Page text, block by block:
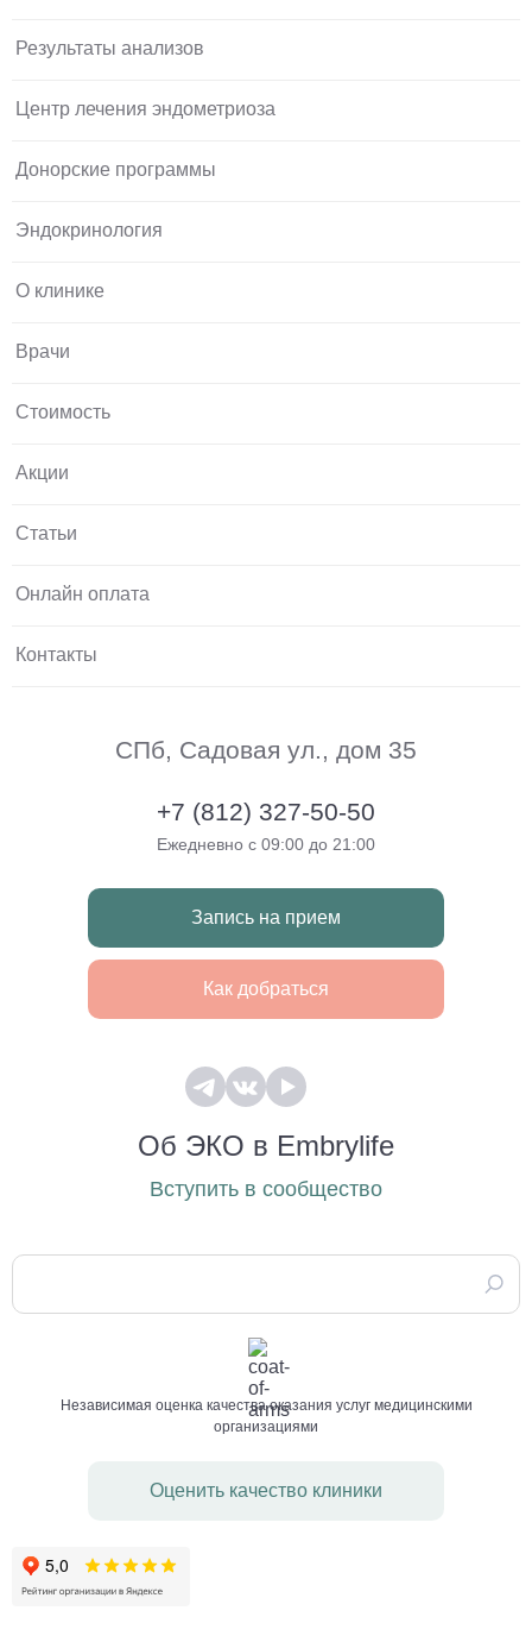
Результаты анализов
Центр лечения эндометриоза
Донорские программы
Эндокринология
О клинике
Врачи
Стоимость
Акции
Статьи
Онлайн оплата
Контакты
СПб, Садовая ул., дом 35
+7 (812) 327-50-50
Ежедневно с 09:00 до 21:00
Запись на прием
Как добраться
Об ЭКО в Embrylife
Вступить в сообщество
Независимая оценка качества оказания услуг медицинскими
организациями
Оценить качество клиники